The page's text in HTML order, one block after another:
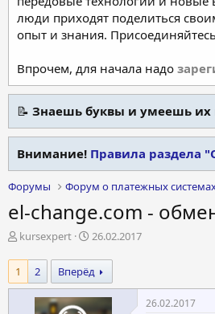
люди приходят поделиться
опыт и знания.
Впрочем, для начала надо
📝 Знаешь буквы и умеешь их
Внимание! Правила раздела
Форумы Форум о платежных
el-change.com -
А
т
о
р
kursexpert
Д
т
а
н
26.02.2017
1 2 Вперёд
26.02.2017